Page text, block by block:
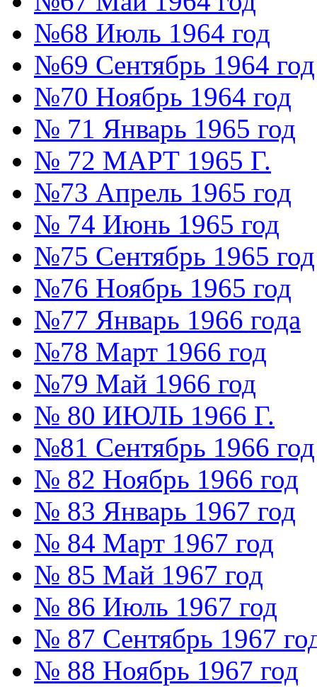
№68 Июль 1964 год
№69 Сентябрь 1964 год
№70 Ноябрь 1964 год
№ 71 Январь 1965 год
№ 72 МАРТ 1965 Г.
№73 Апрель 1965 год
№ 74 Июнь 1965 год
№75 Сентябрь 1965 год
№76 Ноябрь 1965 год
№77 Январь 1966 года
№78 Март 1966 год
№79 Май 1966 год
№ 80 ИЮЛЬ 1966 Г.
№81 Сентябрь 1966 год
№ 82 Ноябрь 1966 год
№ 83 Январь 1967 год
№ 84 Март 1967 год
№ 85 Май 1967 год
№ 86 Июль 1967 год
№ 87 Сентябрь 1967
№ 88 Ноябрь 1967 год